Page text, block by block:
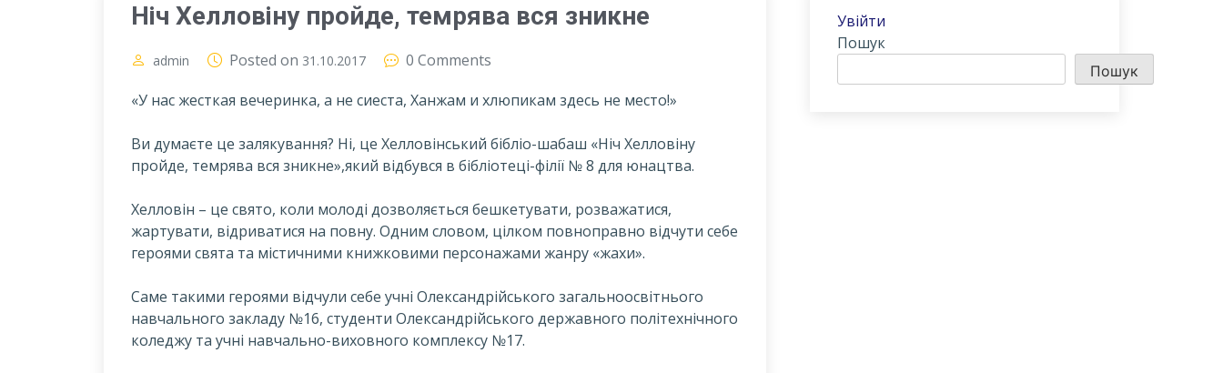
Ніч Хелловіну пройде, темрява вся зникне
admin Posted on 31.10.2017
0 Comments
«У нас жесткая вечеринка, а не сиеста, Ханжам и хлюпикам здесь не место!»
Ви думаєте це залякування? Ні, це Хелловінський бібліо-шабаш «Ніч Хелловіну
пройде, темрява вся зникне»,який відбувся в бібліотеці-філії № 8 для юнацтва.
Хелловін – це свято, коли молоді дозволяється бешкетувати, розважатися,
жартувати, відриватися на повну. Одним словом, цілком повноправно відчути себе
героями свята та містичними книжковими персонажами жанру «жахи».
Саме такими героями відчули себе учні Олександрійського загальноосвітнього
навчального закладу №16, студенти Олександрійського державного політехнічного
коледжу та учні навчально-виховного комплексу №17.
Увійти
Пошук
Пошук